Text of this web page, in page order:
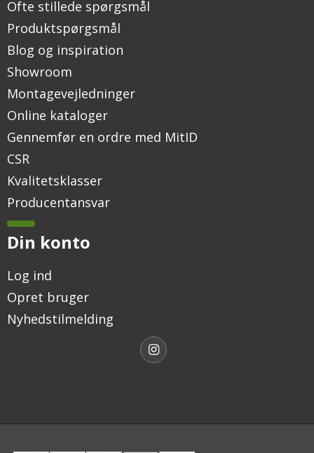
Ofte stillede spørgsmål
Produktspørgsmål
Blog og inspiration
Showroom
Montagevejledninger
Online kataloger
Gennemfør en ordre med MitID
CSR
Kvalitetsklasser
Producentansvar
Din konto
Log ind
Opret bruger
Nyhedstilmelding